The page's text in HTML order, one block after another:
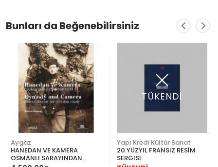
Bunları da Beğenebilirsiniz
Aygaz
HANEDAN VE KAMERA
OSMANLI SARAYINDAN
TÜKENDİ
Yapı Kredi Kültür Sanat
20.YÜZYIL FRANSIZ RESİM
SERGİSİ